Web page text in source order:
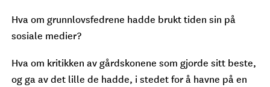
Hva om grunnlovsfedrene hadde brukt tiden sin på
sosiale medier?
Hva om kritikken av gårdskonene som gjorde sitt beste,
og ga av det lille de hadde, i stedet for å havne på en